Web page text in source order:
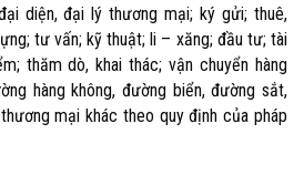
diện, đại lý thương mại; ký gửi; thuê,
tư vấn; kỹ thuật; li – xăng; đầu tư; tài
thăm dò, khai thác; vận chuyển hàng
hàng không, đường biển, đường sắt,
mại khác theo quy định của pháp